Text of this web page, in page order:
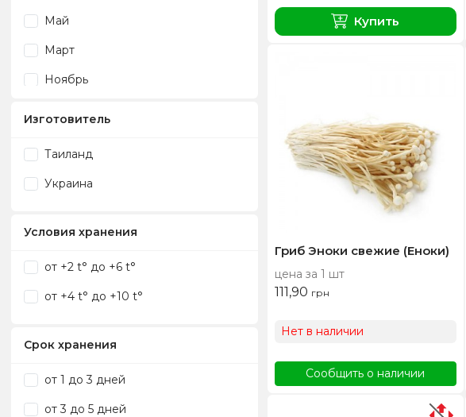
Май
Март
Ноябрь
Изготовитель
Таиланд
Украина
Условия хранения
от +2 t° до +6 t°
от +4 t° до +10 t°
Срок хранения
от 1 до 3 дней
от 3 до 5 дней
Купить
Гриб Эноки свежие (Еноки)
цена за 1 шт
111,90 грн
Нет в наличии
Сообщить о наличии